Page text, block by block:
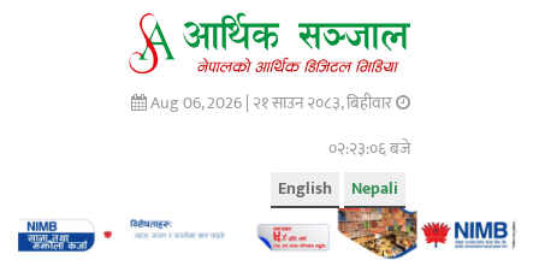
Aug 06, 2026 | २१ साउन २०८३, बिहीवार
०२:२३:०७ बजे
Nepali
English